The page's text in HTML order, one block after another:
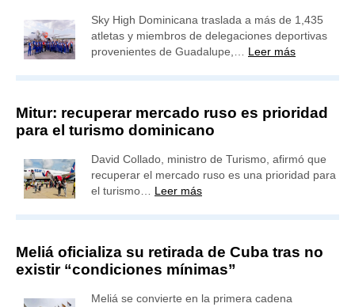
Sky High Dominicana traslada a más de 1,435
atletas y miembros de delegaciones deportivas
provenientes de Guadalupe,… Leer más
Mitur: recuperar mercado ruso es prioridad
para el turismo dominicano
David Collado, ministro de Turismo, afirmó que
recuperar el mercado ruso es una prioridad para
el turismo… Leer más
Meliá oficializa su retirada de Cuba tras no
existir “condiciones mínimas”
Meliá se convierte en la primera cadena